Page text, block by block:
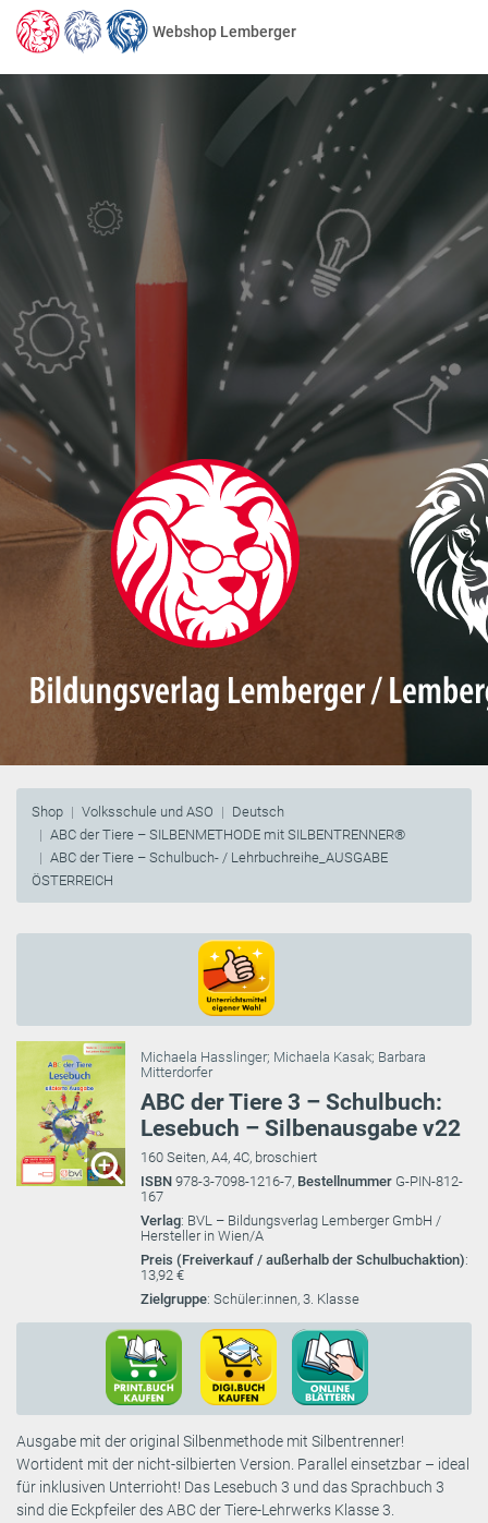
Webshop Lemberger
Shop Volksschule und ASO
Deutsch
ABC der Tiere – SILBENMETHODE mit SILBENTRENNER®
ABC der Tiere – Schulbuch- / Lehrbuchreihe_AUSGABE
ÖSTERREICH
Michaela Hasslinger; Michaela Kasak; Barbara
Mitterdorfer
ABC der Tiere 3 – Schulbuch:
Lesebuch – Silbenausgabe v22
160 Seiten, A4, 4C, broschiert
ISBN 978-3-7098-1216-7, Bestellnummer G-PIN-812-
167
Verlag: BVL – Bildungsverlag Lemberger GmbH /
Hersteller in Wien/A
Preis (Freiverkauf / außerhalb der Schulbuchaktion):
13,92 €
Zielgruppe: Schüler:innen, 3. Klasse
Ausgabe mit der original Silbenmethode mit Silbentrenner!
Wortident mit der nicht-silbierten Version. Parallel einsetzbar – ideal
für inklusiven Unterrioht! Das Lesebuch 3 und das Sprachbuch 3
sind die Eckpfeiler des ABC der Tiere-Lehrwerks Klasse 3.